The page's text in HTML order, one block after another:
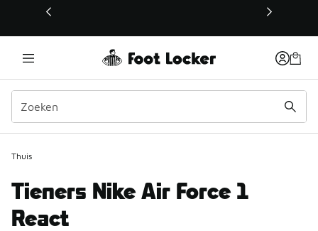
Deze link wordt geopend in een nieuw venster
Thuis
Tieners Nike Air Force 1
React